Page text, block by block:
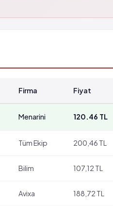
Firma Fiyat
Menarini 120.46 TL
Tüm Ekip 200,46 TL
Bilim 107,12 TL
Avixa 188,72 TL